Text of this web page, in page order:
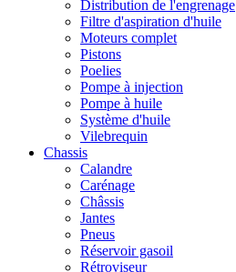
Distribution de l'engrenage
Filtre d'aspiration d'huile
Moteurs complet
Pistons
Poelies
Pompe à injection
Pompe à huile
Système d'huile
Vilebrequin
Chassis
Calandre
Carénage
Châssis
Jantes
Pneus
Réservoir gasoil
Rétroviseur